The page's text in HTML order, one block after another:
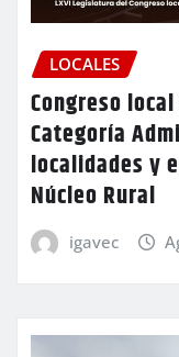
LOCALES
Congreso
Categoría
localidades y
Núcleo Rural
igavec